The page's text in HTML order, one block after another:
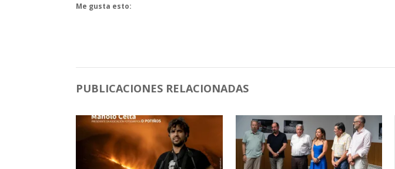
Me gusta esto:
PUBLICACIONES RELACIONADAS